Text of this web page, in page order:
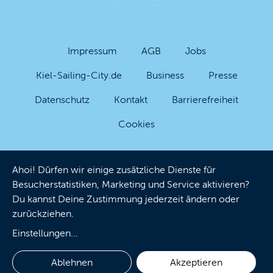
Impressum AGB Jobs
Kiel-Sailing-City.de Business Presse
Datenschutz Kontakt Barrierefreiheit
Cookies
Ahoi! Dürfen wir einige zusätzliche Dienste für
Besucherstatistiken, Marketing und Service aktivieren?
Du kannst Deine Zustimmung jederzeit ändern oder
zurückziehen.
Einstellungen
Ablehnen Akzeptieren